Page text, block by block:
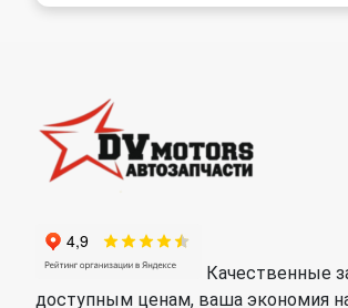
Качественные
доступным ценам, ваша экономия